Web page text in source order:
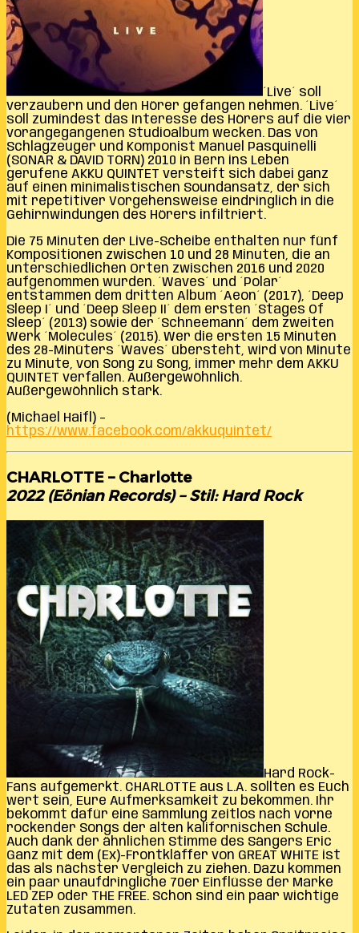
´Live´ soll
verzaubern und den Hörer gefangen nehmen. ´Live´
soll zumindest das Interesse des Hörers auf die vier
vorangegangenen Studioalbum wecken. Das von
Schlagzeuger und Komponist Manuel Pasquinelli
(SONAR & DAVID TORN) 2010 in Bern ins Leben
gerufene AKKU QUINTET versteift sich dabei ganz
auf einen minimalistischen Soundansatz, der sich
mit repetitiver Vorgehensweise eindringlich in die
Gehirnwindungen des Hörers infiltriert.
Die 75 Minuten der Live-Scheibe enthalten nur fünf
Kompositionen zwischen 10 und 28 Minuten, die an
unterschiedlichen Orten zwischen 2016 und 2020
aufgenommen wurden. ´Waves´ und ´Polar´
entstammen dem dritten Album ´Aeon´ (2017), ´Deep
Sleep I´ und ´Deep Sleep II´ dem ersten ´Stages Of
Sleep´ (2013) sowie der ´Schneemann´ dem zweiten
Werk ´Molecules´ (2015). Wer die ersten 15 Minuten
des 28-Minüters ´Waves´ übersteht, wird von Minute
zu Minute, von Song zu Song, immer mehr dem AKKU
QUINTET verfallen. Außergewöhnlich.
Außergewöhnlich stark.
(Michael Haifl) –
https://www.facebook.com/akkuquintet/
CHARLOTTE – Charlotte
2022 (Eönian Records) – Stil: Hard Rock
Hard Rock-
Fans aufgemerkt. CHARLOTTE aus L.A. sollten es Euch
wert sein, Eure Aufmerksamkeit zu bekommen. Ihr
bekommt dafür eine Sammlung zeitlos nach vorne
rockender Songs der alten kalifornischen Schule.
Auch dank der ähnlichen Stimme des Sängers Eric
Ganz mit dem (Ex)-Frontkläffer von GREAT WHITE ist
das als nächster Vergleich zu ziehen. Dazu kommen
ein paar unaufdringliche 70er Einflüsse der Marke
LED ZEP oder THE FREE. Schon sind ein paar wichtige
Zutaten zusammen.